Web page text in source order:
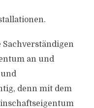
an und
denn mit dem